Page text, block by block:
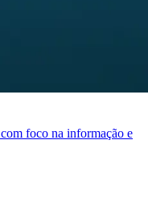
foco na informação e